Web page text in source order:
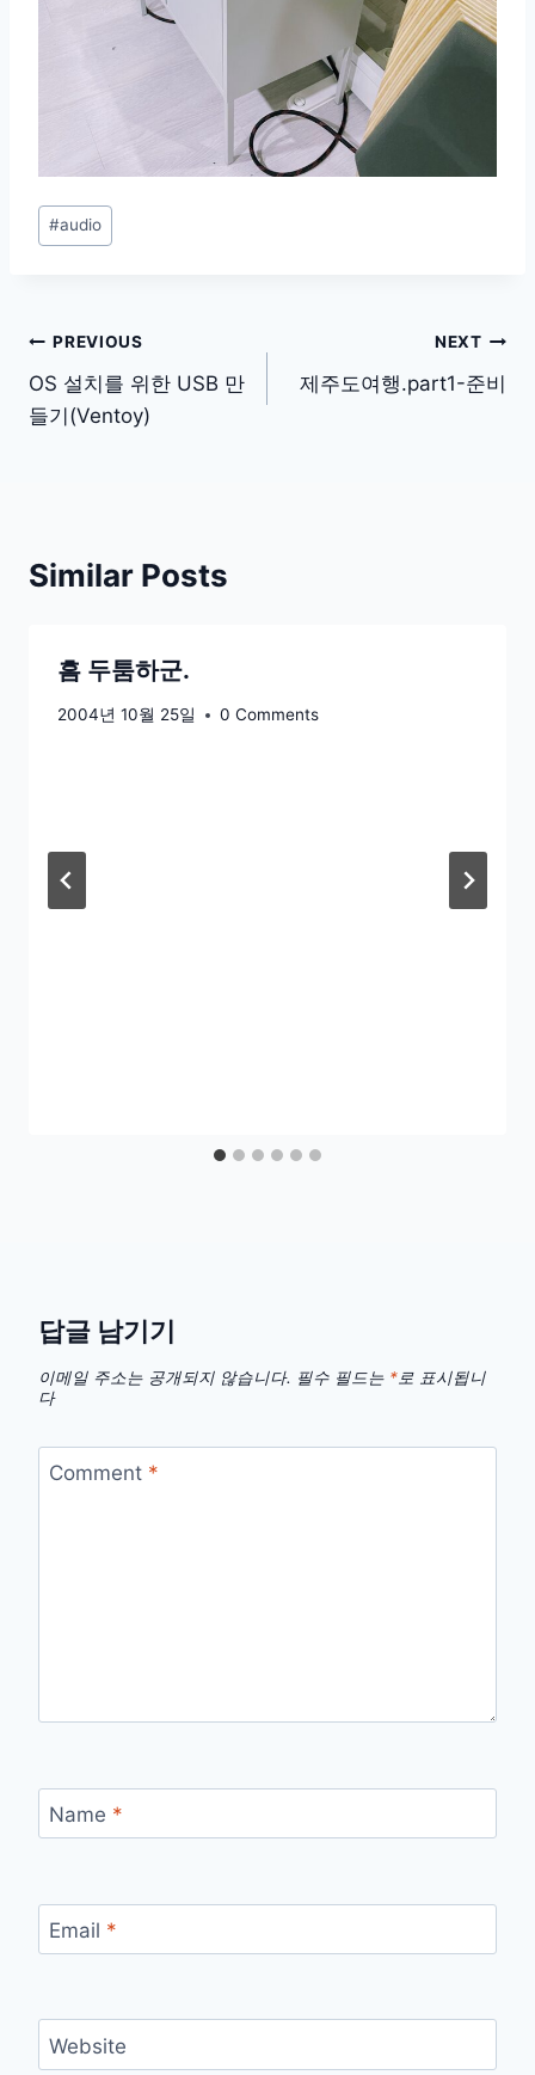
Post
Tags:
#audio
글
탐
색
PREVIOUS
OS 설치를 위한 USB 만
들기(Ventoy)
NEXT
제주도여행.part1-준비
Similar Posts
흠 두툼하군.
2004년 10월 25일 0 Comments
답글 남기기
이메일 주소는 공개되지 않습니다. 필수 필드는 *로 표시됩니
다
Comment *
Name *
Email *
Website